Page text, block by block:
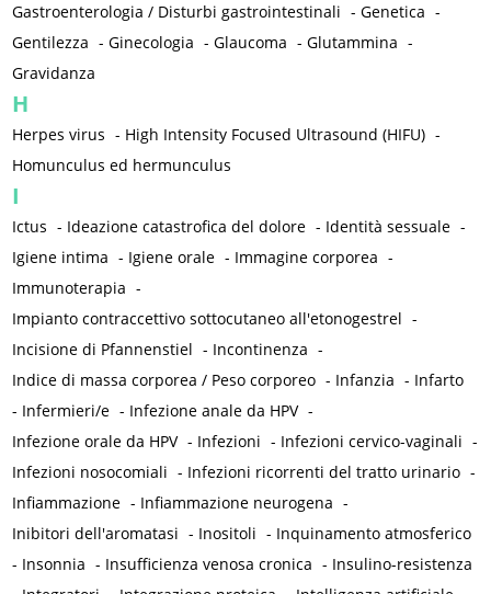
Gastroenterologia / Disturbi gastrointestinali -Genetica -
Gentilezza -Ginecologia -Glaucoma -Glutammina -
Gravidanza
H
Herpes virus - High Intensity Focused Ultrasound (HIFU) -
Homunculus ed hermunculus
I
Ictus - Ideazione catastrofica del dolore - Identità sessuale -
Igiene intima - Igiene orale - Immagine corporea -
Immunoterapia -
Impianto contraccettivo sottocutaneo all'etonogestrel -
Incisione di Pfannenstiel - Incontinenza -
Indice di massa corporea / Peso corporeo - Infanzia - Infarto
- Infermieri/e - Infezione anale da HPV -
Infezione orale da HPV - Infezioni - Infezioni cervico-vaginali -
Infezioni nosocomiali - Infezioni ricorrenti del tratto urinario -
Infiammazione - Infiammazione neurogena -
Inibitori dell'aromatasi - Inositoli - Inquinamento atmosferico
- Insonnia - Insufficienza venosa cronica - Insulino-resistenza